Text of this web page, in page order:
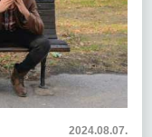
2024.08.07.